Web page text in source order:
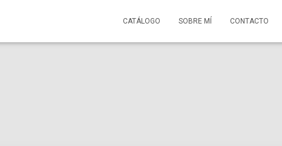
CATÁLOGO SOBRE MÍ CONTACTO